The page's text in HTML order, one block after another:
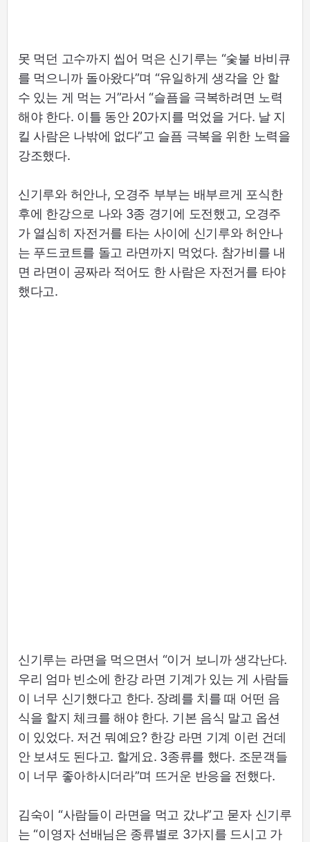
못 먹던 고수까지 씹어 먹은 신기루는 “숯불 바비큐
를 먹으니까 돌아왔다”며 “유일하게 생각을 안 할
수 있는 게 먹는 거”라서 “슬픔을 극복하려면 노력
해야 한다. 이틀 동안 20가지를 먹었을 거다. 날 지
킬 사람은 나밖에 없다”고 슬픔 극복을 위한 노력을
강조했다.
신기루와 허안나, 오경주 부부는 배부르게 포식한
후에 한강으로 나와 3종 경기에 도전했고, 오경주
가 열심히 자전거를 타는 사이에 신기루와 허안나
는 푸드코트를 돌고 라면까지 먹었다. 참가비를 내
면 라면이 공짜라 적어도 한 사람은 자전거를 타야
했다고.
신기루는 라면을 먹으면서 “이거 보니까 생각난다.
우리 엄마 빈소에 한강 라면 기계가 있는 게 사람들
이 너무 신기했다고 한다. 장례를 치를 때 어떤 음
식을 할지 체크를 해야 한다. 기본 음식 말고 옵션
이 있었다. 저건 뭐예요? 한강 라면 기계 이런 건데
안 보셔도 된다고. 할게요. 3종류를 했다. 조문객들
이 너무 좋아하시더라”며 뜨거운 반응을 전했다.
김숙이 “사람들이 라면을 먹고 갔냐”고 묻자 신기루
는 “이영자 선배님은 종류별로 3가지를 드시고 가